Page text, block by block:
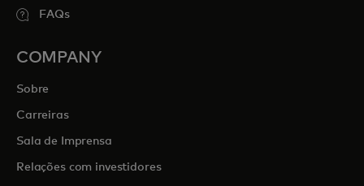
FAQs
COMPANY
Sobre
Carreiras
Sala de Imprensa
Relações com investidores